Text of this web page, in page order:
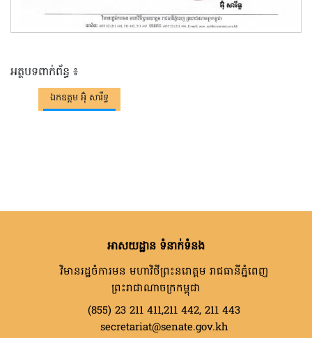
អត្ថបទពាក់ព័ន្ធ ៖
ឯកឧត្តម អ៊ុំ សារឹទ្ធ
អាសយដ្ឋាន ទំនាក់ទំនង
វិមានរដ្ឋចំការមន មហាវិថីព្រះនរោត្តម រាជធានីភ្នំពេញ
ព្រះរាជាណាចក្រកម្ពុជា
(855) 23 211 411,211 442, 211 443
secretariat@senate.gov.kh